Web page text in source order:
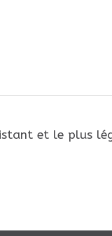
et le plus